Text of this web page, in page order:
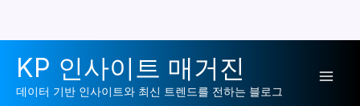
KP 인사이트 매거진
데이터 기반 인사이트와 최신 트렌드를 전하는 블로그